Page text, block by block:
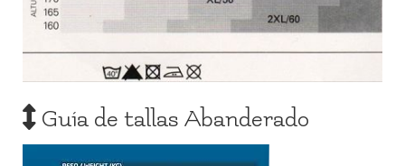
Guía de tallas Abanderado